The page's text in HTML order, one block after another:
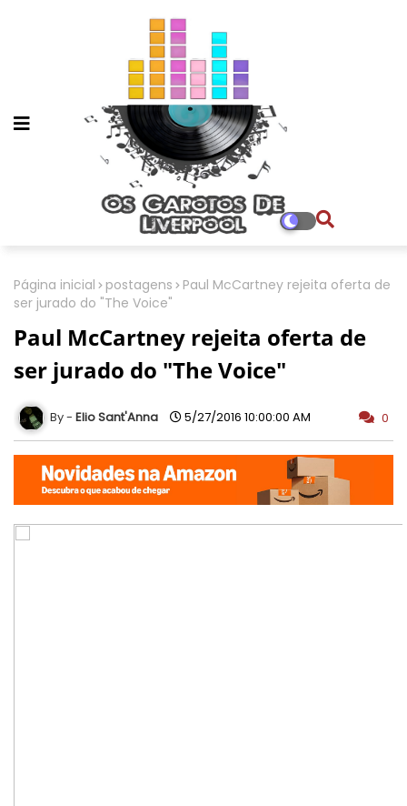
Página inicial postagens
Paul McCartney rejeita oferta de
ser jurado do "The Voice"
Paul McCartney rejeita oferta de
ser jurado do "The Voice"
Elio Sant'Anna 5/27/2016 10:00:00 AM 0